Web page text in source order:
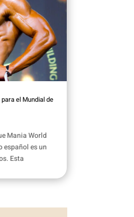
el Mundial de
Mania World
es un
Esta